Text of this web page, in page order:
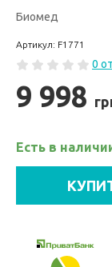
Биомед
Артикул: F1771
0
9 998
Есть в